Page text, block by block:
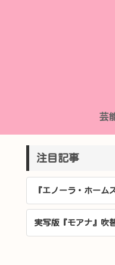
芸
注目記事
『エノーラ・ホーム
実写版『モアナ』吹